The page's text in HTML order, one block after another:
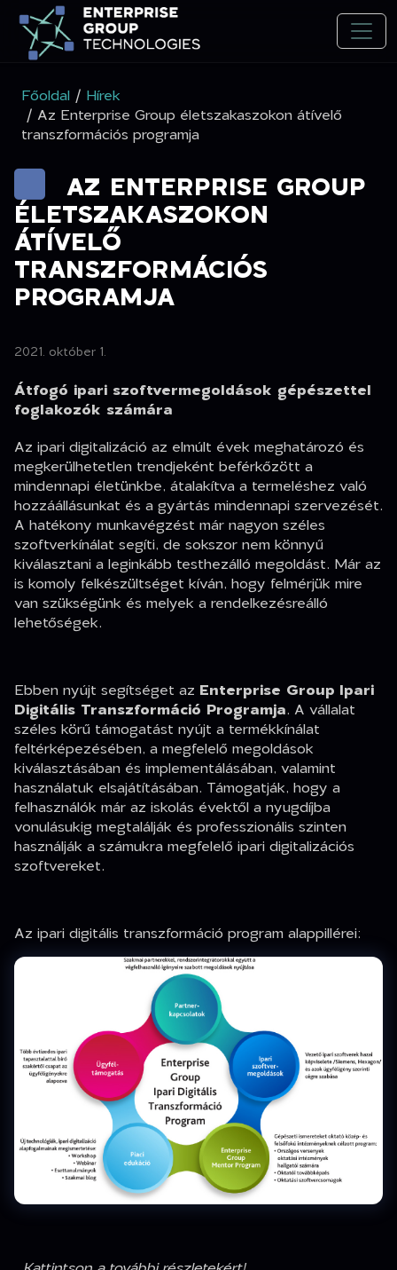
Főoldal / Hírek
/ Az Enterprise Group életszakaszokon átívelő
transzformációs programja
AZ ENTERPRISE GROUP
ÉLETSZAKASZOKON
ÁTÍVELŐ
TRANSZFORMÁCIÓS
PROGRAMJA
2021. október 1.
Átfogó ipari szoftvermegoldások gépészettel
foglakozók számára
Az ipari digitalizáció az elmúlt évek meghatározó és
megkerülhetetlen trendjeként beférkőzött a
mindennapi életünkbe, átalakítva a termeléshez való
hozzáállásunkat és a gyártás mindennapi szervezését.
A hatékony munkavégzést már nagyon széles
szoftverkínálat segíti, de sokszor nem könnyű
kiválasztani a leginkább testhezálló megoldást. Már az
is komoly felkészültséget kíván, hogy felmérjük mire
van szükségünk és melyek a rendelkezésreálló
lehetőségek.
Ebben nyújt segítséget az Enterprise Group Ipari
Digitális Transzformáció Programja. A vállalat
széles körű támogatást nyújt a termékkínálat
feltérképezésében, a megfelelő megoldások
kiválasztásában és implementálásában, valamint
használatuk elsajátításában. Támogatják, hogy a
felhasználók már az iskolás évektől a nyugdíjba
vonulásukig megtalálják és professzionális szinten
használják a számukra megfelelő ipari digitalizációs
szoftvereket.
Az ipari digitális transzformáció program alappillérei: